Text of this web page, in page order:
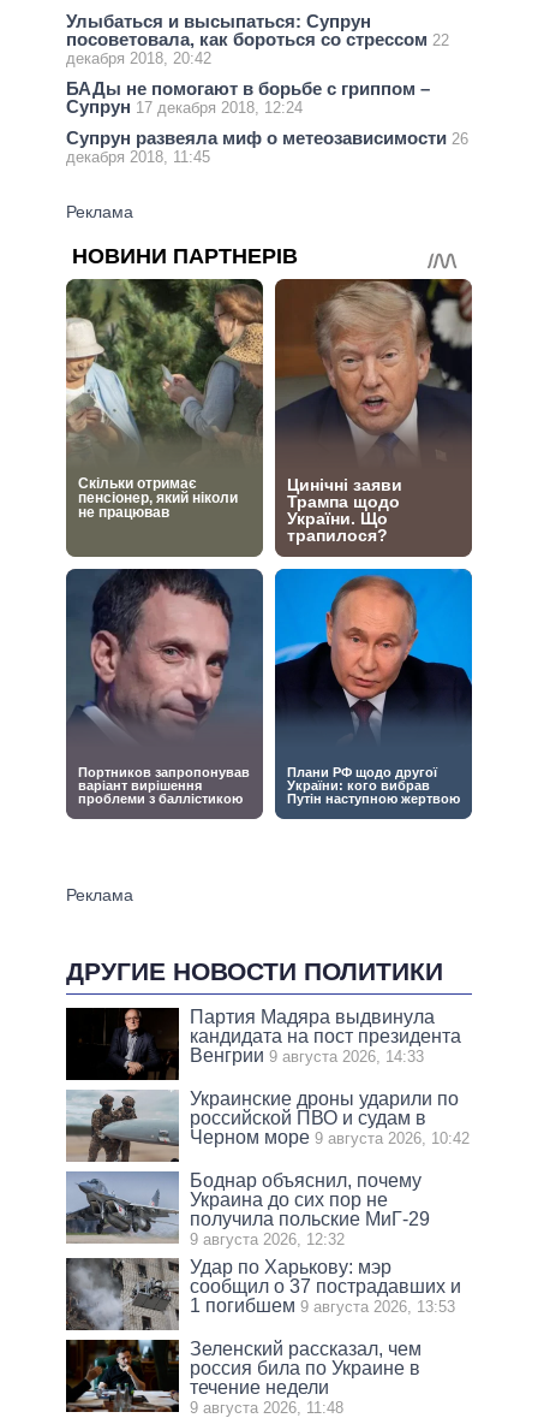
Улыбаться и высыпаться: Супрун
посоветовала, как бороться со стрессом 22
декабря 2018, 20:42
БАДы не помогают в борьбе с гриппом –
Супрун 17 декабря 2018, 12:24
Супрун развеяла миф о метеозависимости 26
декабря 2018, 11:45
ДРУГИЕ НОВОСТИ ПОЛИТИКИ
Партия Мадяра выдвинула
кандидата на пост президента
Венгрии 9 августа 2026, 14:33
Украинские дроны ударили по
российской ПВО и судам в
Черном море 9 августа 2026, 10:42
Боднар объяснил, почему
Украина до сих пор не
получила польские МиГ-29
9 августа 2026, 12:32
Удар по Харькову: мэр
сообщил о 37 пострадавших и
1 погибшем 9 августа 2026, 13:53
Зеленский рассказал, чем
россия била по Украине в
течение недели
9 августа 2026, 11:48